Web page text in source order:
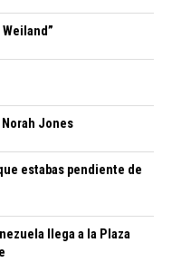
Jones
estabas pendiente de
llega a la Plaza